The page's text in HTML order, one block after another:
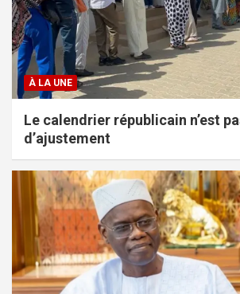
À LA UNE
Le calendrier républicain n’est
d’ajustement